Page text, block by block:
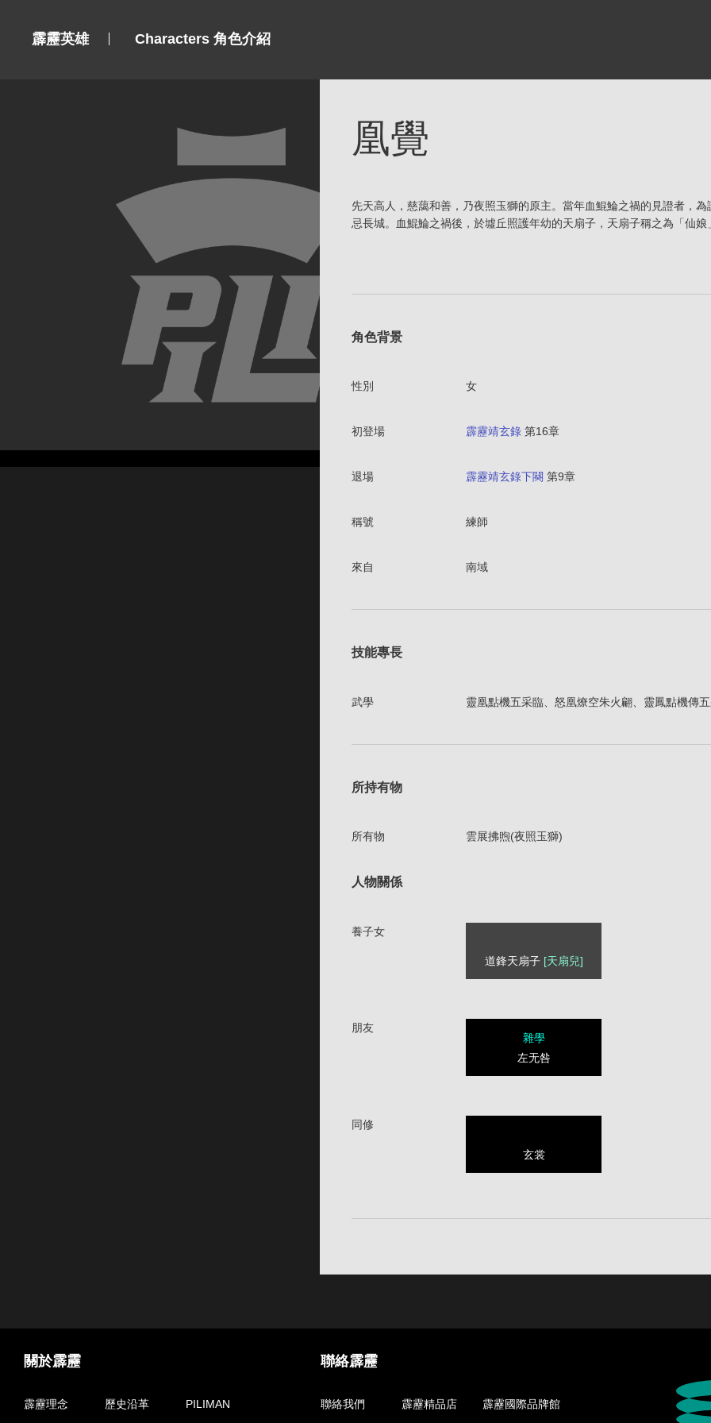
霹靂英雄 Characters 角色介紹
凰覺
先天高人，慈藹和善，乃夜照玉獅的原主。當年血鯤鯩之禍的見證者，
忌長城。血鯤鯩之禍後，於墟丘照護年幼的天扇子，天扇子稱之為「仙娘
角色背景
性別 女
初登場 霹靂靖玄錄第16章
退場 霹靂靖玄錄下闋 第9章
稱號 練師
來自 南域
技能專長
武學 靈凰點機五采臨、怒凰燎空朱火翩、靈鳳點機傳
所持有物
所有物 雲展拂煦(夜照玉獅)
人物關係
養子女
道鋒天扇子 [天扇兒]
朋友
雜學
左无咎
同修
玄裳
關於霹靂
霹靂理念 歷史沿革 PILIMAN
聯絡霹靂
聯絡我們 霹靂精品店 霹靂國際品牌館